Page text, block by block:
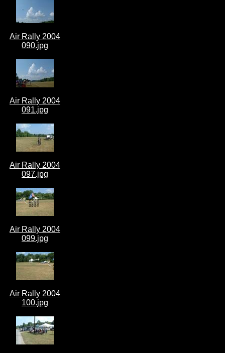
Air Rally 2004
090.jpg
Air Rally 2004
091.jpg
Air Rally 2004
097.jpg
Air Rally 2004
099.jpg
Air Rally 2004
100.jpg